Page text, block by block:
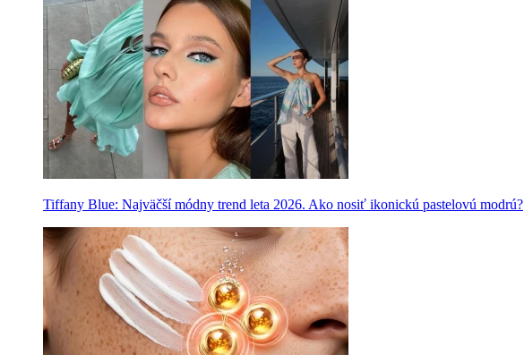
Tiffany Blue: Najväčší módny trend leta 2026. Ako nosiť ikonickú pastelovú modrú?